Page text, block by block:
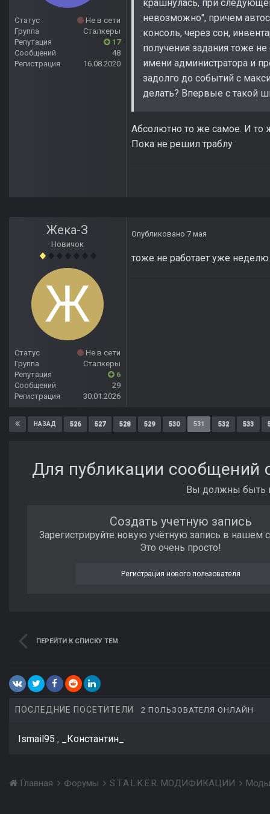
Статус
Не в сети
Группа
Сталкеры
Репутация
17
Сообщений
48
Регистрация
16.08.2020
крашнулась, при
невозможно", причем
консоль, через сон,
получения задания тоже
имени администратора и
задолго до событий с
делать? Впервые с такой
Абсолютно то же самое. И то
Пока не решил траблу
Жека-З
Новичок
Статус
Не в сети
Группа
Сталкеры
Репутация
6
Сообщений
29
Регистрация
30.01.2026
Опубликовано 7 мая
тоже не работает уже
НАЗАД 526 527 528 529 530 531 532 533
Для публикации сообщений
Вы должны быть
Создать учетную запись
Зарегистрируйте новую учётную запись в нашем
Это очень просто!
Регистрация нового пользователя
ПЕРЕЙТИ К СПИСКУ ТЕМ
ПОСЛЕДНИЕ ПОСЕТИТЕЛИ 2 ПОЛЬЗОВАТЕЛЯ ОНЛАЙН
Ismail95 _Константин_
Главная Форумы S.T.A.L.K.E.R. МОДИФИКАЦИИ